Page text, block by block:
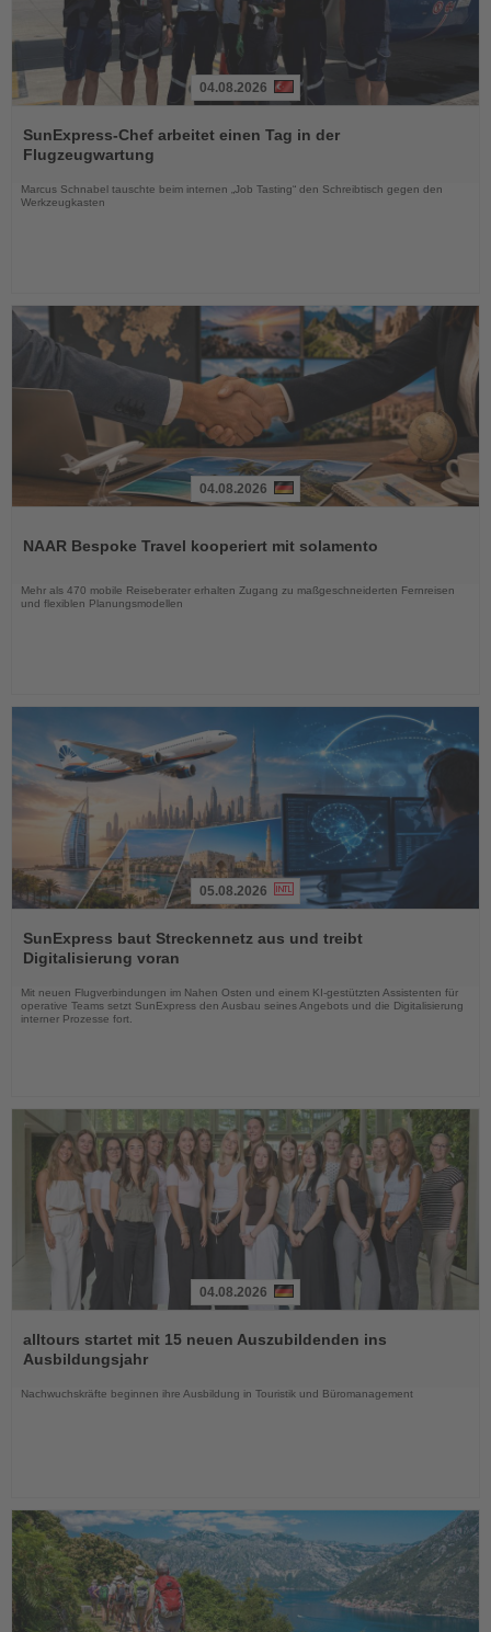
Sie
die
Nachrichten
04.08.2026
SunExpress-Chef arbeitet einen Tag in der
Flugzeugwartung
Marcus Schnabel tauschte beim internen „Job Tasting“ den Schreibtisch gegen den
Werkzeugkasten
die
04.08.2026
NAAR Bespoke Travel kooperiert mit solamento
Mehr als 470 mobile Reiseberater erhalten Zugang zu maßgeschneiderten Fernreisen
und flexiblen Planungsmodellen
Sie
die
Nachrichten
05.08.2026
SunExpress baut Streckennetz aus und treibt
Digitalisierung voran
Mit neuen Flugverbindungen im Nahen Osten und einem KI-gestützten Assistenten für
operative Teams setzt SunExpress den Ausbau seines Angebots und die Digitalisierung
interner Prozesse fort.
Sie
die
04.08.2026
alltours startet mit 15 neuen Auszubildenden ins
Ausbildungsjahr
Nachwuchskräfte beginnen ihre Ausbildung in Touristik und Büromanagement